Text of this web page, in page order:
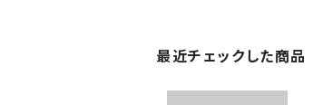
最近チェックした商品